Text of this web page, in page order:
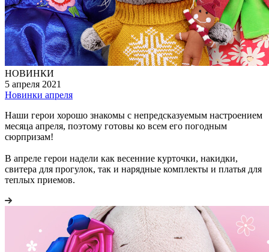
НОВИНКИ
5 апреля 2021
Новинки апреля
Наши герои хорошо знакомы с непредсказуемым настроением
месяца апреля, поэтому готовы ко всем его погодным
сюрпризам!
В апреле герои надели как весенние курточки, накидки,
свитера для прогулок, так и нарядные комплекты и платья для
теплых приемов.